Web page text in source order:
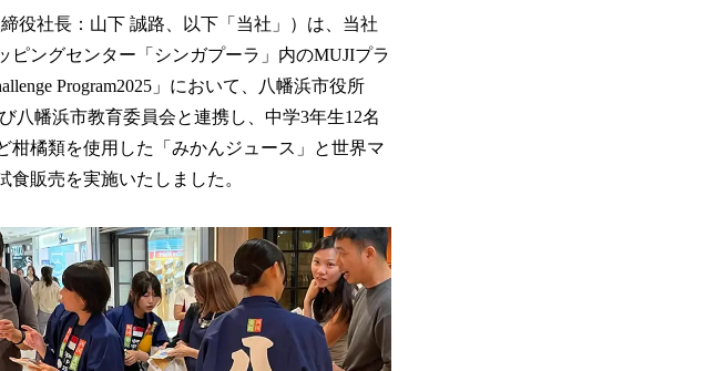
役社長：山下 誠路、以下「当社」）は、当社
ングセンター「シンガプーラ」内のMUJIプラ
Program2025」において、八幡浜市役所
八幡浜市教育委員会と連携し、中学3年生12名
橘類を使用した「みかんジュース」と世界マ
販売を実施いたしました。